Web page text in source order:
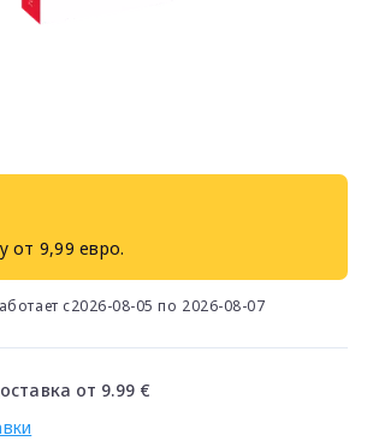
от 9,99 евро.
с2026-08-05 по 2026-08-07
от 9.99 €